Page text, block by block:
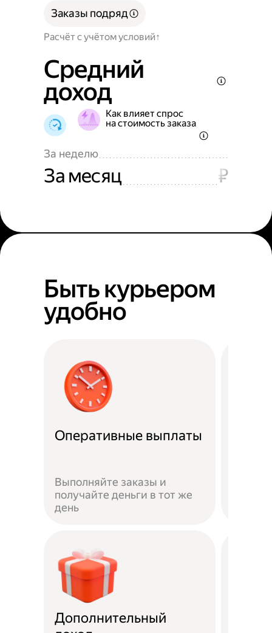
Расчёт с учётом условий
Заказы подряд
Средний
доход
Как влияет спрос
на стоимость заказа
За неделю
За месяц ₽
Быть курьером
удобно
Оперативные выплаты
Выполняйте заказы и
получайте деньги в тот же
день
Дополнительный